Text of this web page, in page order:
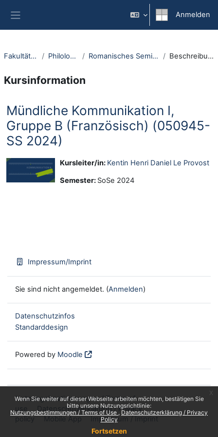
Wenn Sie weiter auf dieser Webseite arbeiten möchten, bestätigen Sie
bitte unsere Nutzungsrichtlinie:
Nutzungsbestimmungen / Terms of Use
Datenschutzerklärung / Privacy
Policy
Fortsetzen
Anmelden
Fakultäten Philologie Romanisches Seminar Beschreibung
Kursinformation
Mündliche Kommunikation I,
Gruppe B (Französisch) (050945-
SS 2024)
Kursleiter/in: Kentin Henri Daniel Le Provost
Semester: SoSe 2024
Impressum/Imprint
Sie sind nicht angemeldet. (Anmelden)
Datenschutzinfos
Standarddesign
Powered by Moodle
Nutzungsbestimmungen / Terms of
use
Datenschutzerklärung / Privacy
policy
Mobile App Impressum / Imprint